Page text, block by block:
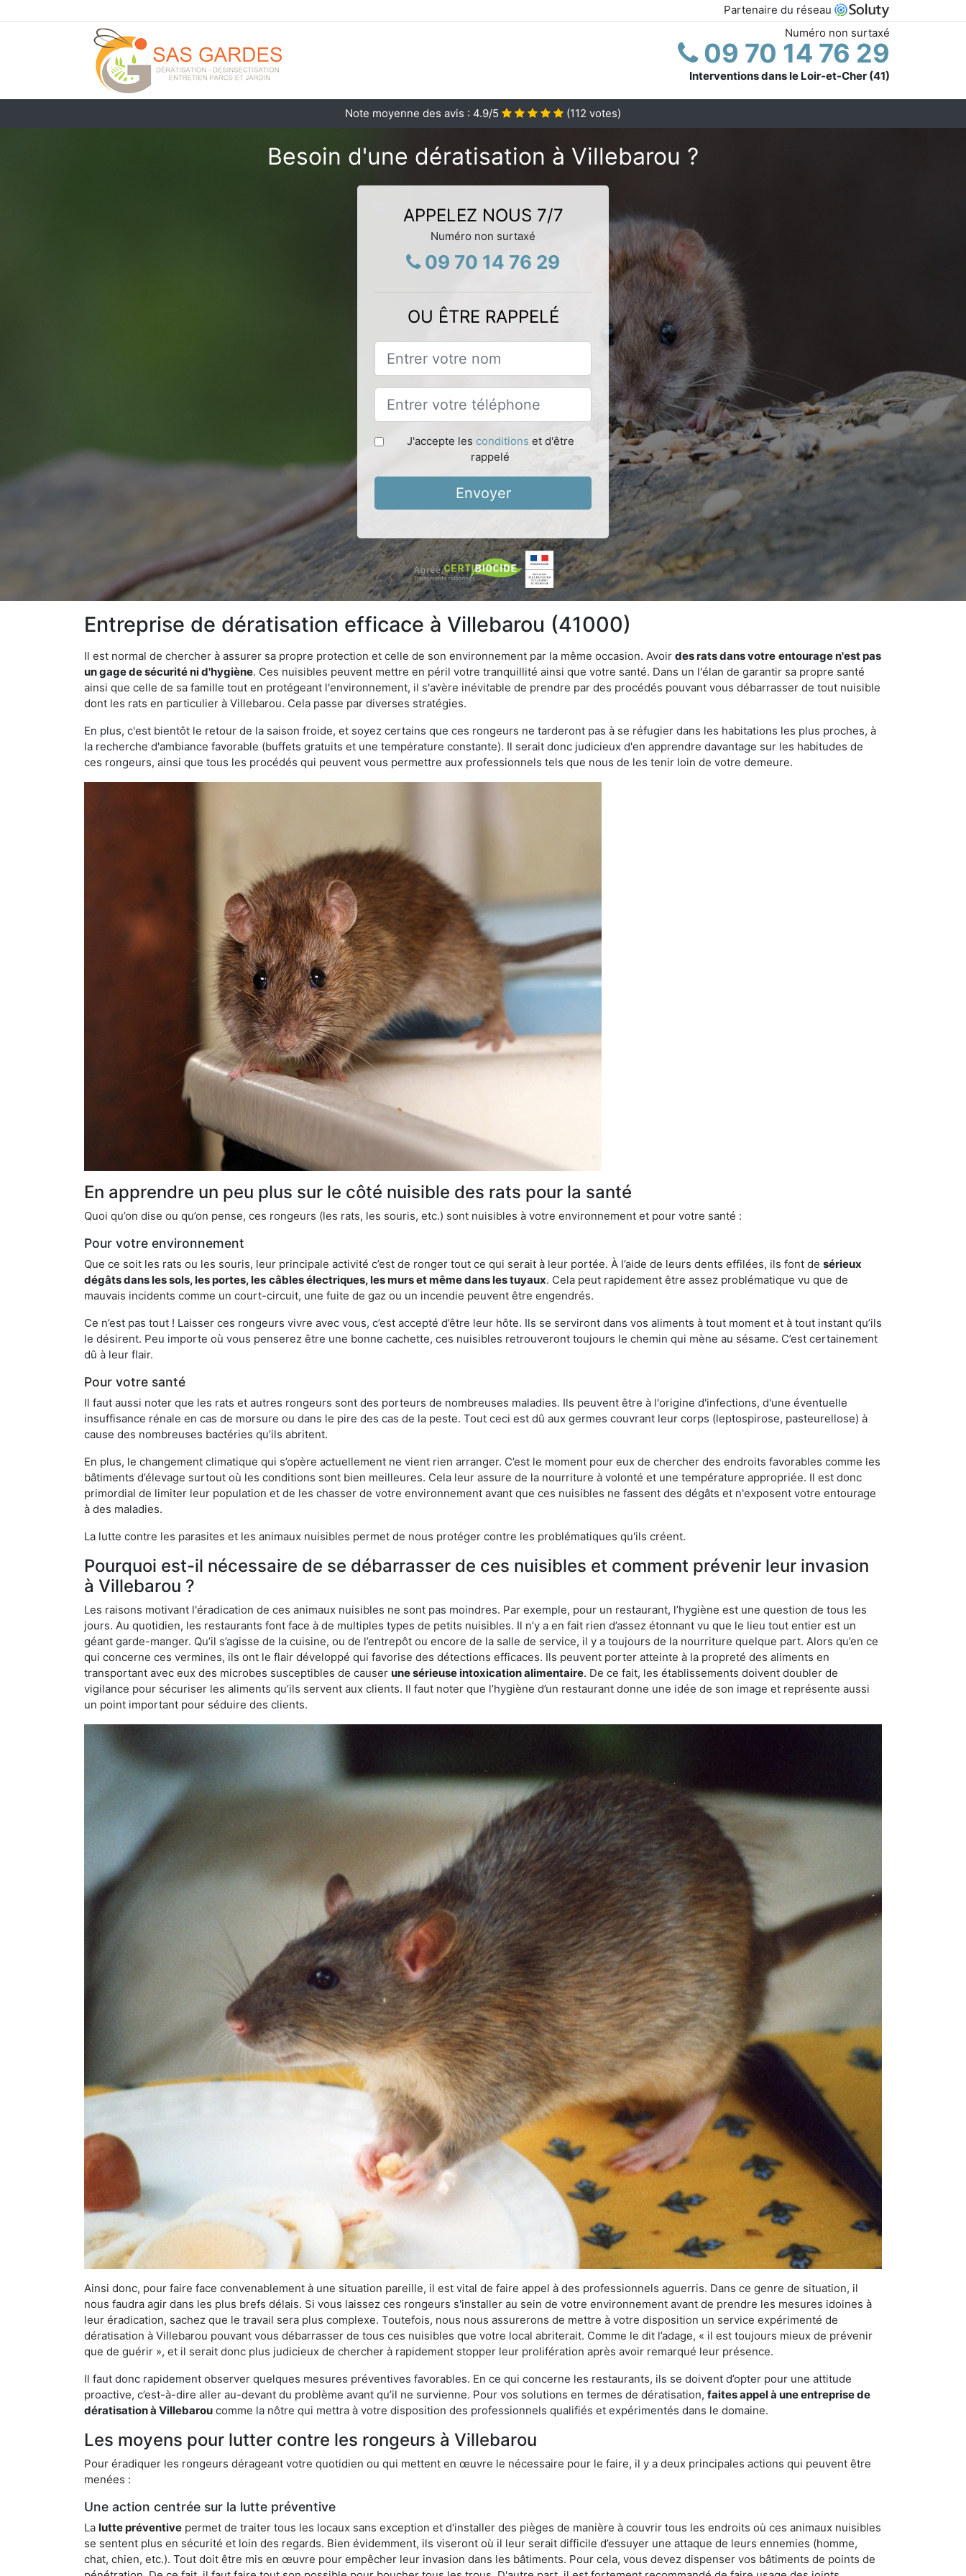
Partenaire du réseau
Numéro non surtaxé
09 70 14 76 29
Interventions dans le Loir-et-Cher (41)
Note moyenne des avis : 4.9/5 (112 votes)
Besoin d'une dératisation à Villebarou ?
APPELEZ NOUS 7/7
Numéro non surtaxé
09 70 14 76 29
OU ÊTRE RAPPELÉ
J'accepte les conditions et d'être
rappelé
Envoyer
Entreprise de dératisation efficace à Villebarou (41000)
Il est normal de chercher à assurer sa propre protection et celle de son environnement par la même occasion. Avoir des rats dans votre entourage n'est pas
un gage de sécurité ni d'hygiène. Ces nuisibles peuvent mettre en péril votre tranquillité ainsi que votre santé. Dans un l'élan de garantir sa propre santé
ainsi que celle de sa famille tout en protégeant l'environnement, il s'avère inévitable de prendre par des procédés pouvant vous débarrasser de tout nuisible
dont les rats en particulier à Villebarou. Cela passe par diverses stratégies.
En plus, c'est bientôt le retour de la saison froide, et soyez certains que ces rongeurs ne tarderont pas à se réfugier dans les habitations les plus proches, à
la recherche d'ambiance favorable (buffets gratuits et une température constante). Il serait donc judicieux d'en apprendre davantage sur les habitudes de
ces rongeurs, ainsi que tous les procédés qui peuvent vous permettre aux professionnels tels que nous de les tenir loin de votre demeure.
En apprendre un peu plus sur le côté nuisible des rats pour la santé
Quoi qu’on dise ou qu’on pense, ces rongeurs (les rats, les souris, etc.) sont nuisibles à votre environnement et pour votre santé :
Pour votre environnement
Que ce soit les rats ou les souris, leur principale activité c’est de ronger tout ce qui serait à leur portée. À l’aide de leurs dents effilées, ils font de sérieux
dégâts dans les sols, les portes, les câbles électriques, les murs et même dans les tuyaux. Cela peut rapidement être assez problématique vu que de
mauvais incidents comme un court-circuit, une fuite de gaz ou un incendie peuvent être engendrés.
Ce n’est pas tout ! Laisser ces rongeurs vivre avec vous, c’est accepté d’être leur hôte. Ils se serviront dans vos aliments à tout moment et à tout instant qu’ils
le désirent. Peu importe où vous penserez être une bonne cachette, ces nuisibles retrouveront toujours le chemin qui mène au sésame. C’est certainement
dû à leur flair.
Pour votre santé
Il faut aussi noter que les rats et autres rongeurs sont des porteurs de nombreuses maladies. Ils peuvent être à l'origine d'infections, d'une éventuelle
insuffisance rénale en cas de morsure ou dans le pire des cas de la peste. Tout ceci est dû aux germes couvrant leur corps (leptospirose, pasteurellose) à
cause des nombreuses bactéries qu’ils abritent.
En plus, le changement climatique qui s’opère actuellement ne vient rien arranger. C’est le moment pour eux de chercher des endroits favorables comme les
bâtiments d’élevage surtout où les conditions sont bien meilleures. Cela leur assure de la nourriture à volonté et une température appropriée. Il est donc
primordial de limiter leur population et de les chasser de votre environnement avant que ces nuisibles ne fassent des dégâts et n'exposent votre entourage
à des maladies.
La lutte contre les parasites et les animaux nuisibles permet de nous protéger contre les problématiques qu'ils créent.
Pourquoi est-il nécessaire de se débarrasser de ces nuisibles et comment prévenir leur invasion
à Villebarou ?
Les raisons motivant l'éradication de ces animaux nuisibles ne sont pas moindres. Par exemple, pour un restaurant, l’hygiène est une question de tous les
jours. Au quotidien, les restaurants font face à de multiples types de petits nuisibles. Il n’y a en fait rien d’assez étonnant vu que le lieu tout entier est un
géant garde-manger. Qu’il s’agisse de la cuisine, ou de l’entrepôt ou encore de la salle de service, il y a toujours de la nourriture quelque part. Alors qu’en ce
qui concerne ces vermines, ils ont le flair développé qui favorise des détections efficaces. Ils peuvent porter atteinte à la propreté des aliments en
transportant avec eux des microbes susceptibles de causer une sérieuse intoxication alimentaire. De ce fait, les établissements doivent doubler de
vigilance pour sécuriser les aliments qu’ils servent aux clients. Il faut noter que l’hygiène d’un restaurant donne une idée de son image et représente aussi
un point important pour séduire des clients.
Ainsi donc, pour faire face convenablement à une situation pareille, il est vital de faire appel à des professionnels aguerris. Dans ce genre de situation, il
nous faudra agir dans les plus brefs délais. Si vous laissez ces rongeurs s'installer au sein de votre environnement avant de prendre les mesures idoines à
leur éradication, sachez que le travail sera plus complexe. Toutefois, nous nous assurerons de mettre à votre disposition un service expérimenté de
dératisation à Villebarou pouvant vous débarrasser de tous ces nuisibles que votre local abriterait. Comme le dit l’adage, « il est toujours mieux de prévenir
que de guérir », et il serait donc plus judicieux de chercher à rapidement stopper leur prolifération après avoir remarqué leur présence.
Il faut donc rapidement observer quelques mesures préventives favorables. En ce qui concerne les restaurants, ils se doivent d’opter pour une attitude
proactive, c’est-à-dire aller au-devant du problème avant qu’il ne survienne. Pour vos solutions en termes de dératisation, faites appel à une entreprise de
dératisation à Villebarou comme la nôtre qui mettra à votre disposition des professionnels qualifiés et expérimentés dans le domaine.
Les moyens pour lutter contre les rongeurs à Villebarou
Pour éradiquer les rongeurs dérageant votre quotidien ou qui mettent en œuvre le nécessaire pour le faire, il y a deux principales actions qui peuvent être
menées :
Une action centrée sur la lutte préventive
La lutte préventive permet de traiter tous les locaux sans exception et d'installer des pièges de manière à couvrir tous les endroits où ces animaux nuisibles
se sentent plus en sécurité et loin des regards. Bien évidemment, ils viseront où il leur serait difficile d’essuyer une attaque de leurs ennemies (homme,
chat, chien, etc.). Tout doit être mis en œuvre pour empêcher leur invasion dans les bâtiments. Pour cela, vous devez dispenser vos bâtiments de points de